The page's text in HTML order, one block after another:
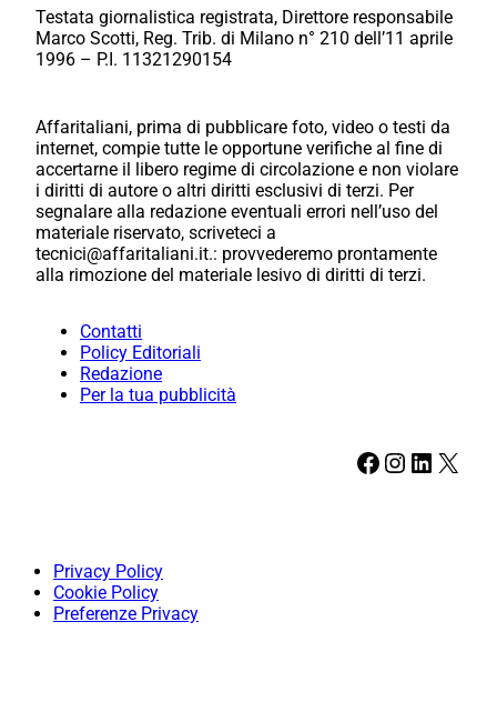
Testata giornalistica registrata, Direttore responsabile
Marco Scotti, Reg. Trib. di Milano n° 210 dell’11 aprile
1996 – P.I. 11321290154
Affaritaliani, prima di pubblicare foto, video o testi da
internet, compie tutte le opportune verifiche al fine di
accertarne il libero regime di circolazione e non violare
i diritti di autore o altri diritti esclusivi di terzi. Per
segnalare alla redazione eventuali errori nell’uso del
materiale riservato, scriveteci a
tecnici@affaritaliani.it.: provvederemo prontamente
alla rimozione del materiale lesivo di diritti di terzi.
Contatti
Policy Editoriali
Redazione
Per la tua pubblicità
Facebook Instagram LinkedIn X
Privacy Policy
Cookie Policy
Preferenze Privacy